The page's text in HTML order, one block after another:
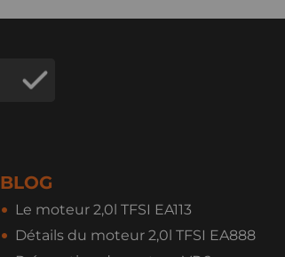
BLOG
Le moteur 2,0l TFSI EA113
Détails du moteur 2,0l TFSI EA888